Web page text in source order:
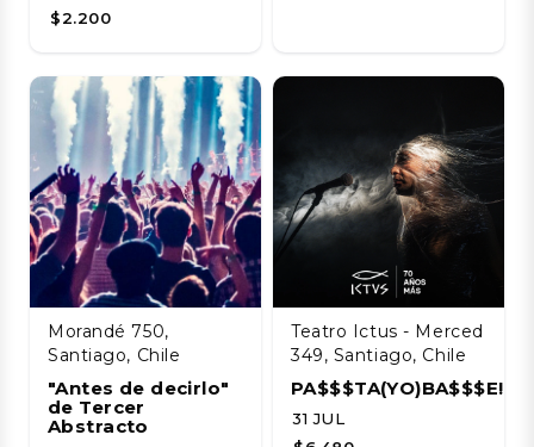
$2.200
Morandé 750,
Santiago, Chile
"Antes de decirlo"
de Tercer
Abstracto
Teatro Ictus - Merced
349, Santiago, Chile
PA$$$TA(YO)BA$$$E!!!!
31 JUL